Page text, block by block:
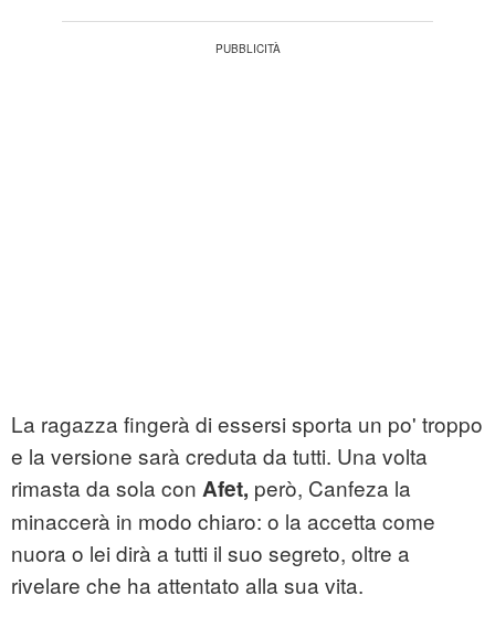
La ragazza fingerà di essersi sporta un po' troppo
e la versione sarà creduta da tutti. Una volta
rimasta da sola con Afet, però, Canfeza la
minaccerà in modo chiaro: o la accetta come
nuora o lei dirà a tutti il suo segreto, oltre a
rivelare che ha attentato alla sua vita.